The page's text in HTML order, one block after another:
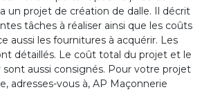
un projet de création de dalle. Il décrit
tâches à réaliser ainsi que les coûts
aussi les fournitures à acquérir. Les
détaillés. Le coût total du projet et le
sont aussi consignés. Pour votre projet
adresses-vous à, AP Maçonnerie